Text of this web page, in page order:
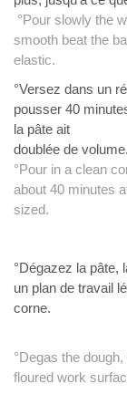
°Pour slowly the
smooth beat the
elastic.
°Versez dans un
pousser 40
la pâte ait
doublée de volume.
°Pour in a clean
about 40 minutes
sized.
°Dégazez la pâte,
un plan de travail
corne.
°Degas the
floured work